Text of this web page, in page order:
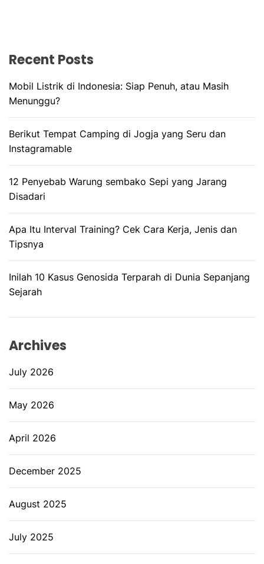
Recent Posts
Mobil Listrik di Indonesia: Siap Penuh, atau Masih
Menunggu?
Berikut Tempat Camping di Jogja yang Seru dan
Instagramable
12 Penyebab Warung sembako Sepi yang Jarang
Disadari
Apa Itu Interval Training? Cek Cara Kerja, Jenis dan
Tipsnya
Inilah 10 Kasus Genosida Terparah di Dunia Sepanjang
Sejarah
Archives
July 2026
May 2026
April 2026
December 2025
August 2025
July 2025